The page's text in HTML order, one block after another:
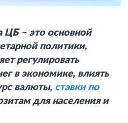
ЦБ – это основной
политики,
регулировать
в экономике, влиять
валюты, ставки по
для населения и